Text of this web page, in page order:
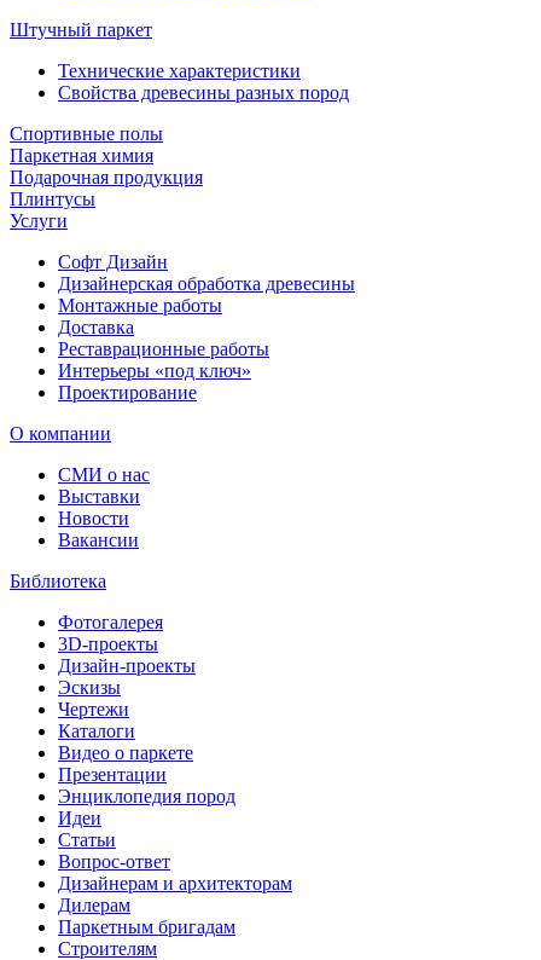
Штучный паркет
Технические характеристики
Свойства древесины разных пород
Спортивные полы
Паркетная химия
Подарочная продукция
Плинтусы
Услуги
Софт Дизайн
Дизайнерская обработка древесины
Монтажные работы
Доставка
Реставрационные работы
Интерьеры «под ключ»
Проектирование
О компании
СМИ о нас
Выставки
Новости
Вакансии
Библиотека
Фотогалерея
3D-проекты
Дизайн-проекты
Эскизы
Чертежи
Каталоги
Видео о паркете
Презентации
Энциклопедия пород
Идеи
Статьи
Вопрос-ответ
Дизайнерам и архитекторам
Дилерам
Паркетным бригадам
Строителям